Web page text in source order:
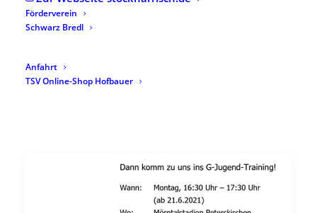
Förderverein
Schwarz Bredl
Anfahrt
TSV Online-Shop Hofbauer